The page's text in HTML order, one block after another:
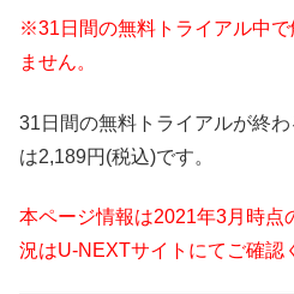
※31日間の無料トライアル中で
ません。
31日間の無料トライアルが終
は2,189円(税込)です。
本ページ情報は2021年3月時点
況はU-NEXTサイトにてご確認